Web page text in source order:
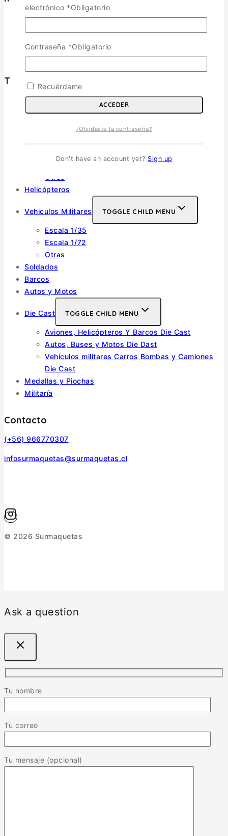
Política de Envíos
Términos y Condiciones
Tienda
TOGGLE CHILD MENU
Escala 1/72
Helicópteros
Vehiculos Militares TOGGLE CHILD MENU
Escala 1/35
Escala 1/72
Otras
Soldados
Barcos
Autos y Motos
Die Cast TOGGLE CHILD MENU
Aviones, Helicópteros Y Barcos Die Cast
Autos, Buses y Motos Die Dast
Vehículos militares Carros Bombas y Camiones
Die Cast
Medallas y Piochas
Militaría
Contacto
(+56) 966770307
infosurmaquetas@surmaquetas.cl
© 2026 Surmaquetas
Ask a question
Tu nombre
Tu correo
Tu mensaje (opcional)
electrónico *Obligatorio
Contraseña *Obligatorio
Recuérdame
ACCEDER
¿Olvidaste la contraseña?
Don't have an account yet? Sign up